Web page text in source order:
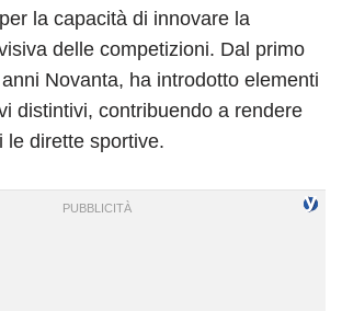
la capacità di innovare la
delle competizioni. Dal primo
Novanta, ha introdotto elementi
distintivi, contribuendo a rendere
le dirette sportive.